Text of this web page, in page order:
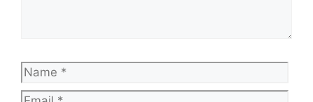
Name